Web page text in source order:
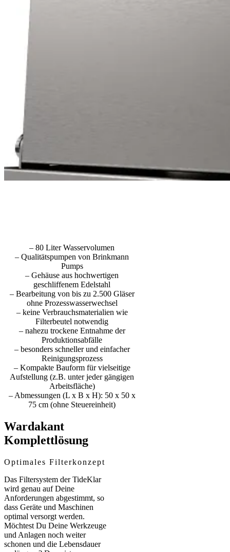
– 80 Liter Wasservolumen
– Qualitätspumpen von Brinkmann
Pumps
– Gehäuse aus hochwertigen
geschliffenem Edelstahl
– Bearbeitung von bis zu 2.500 Gläser
ohne Prozesswasserwechsel
– keine Verbrauchsmaterialien wie
Filterbeutel notwendig
– nahezu trockene Entnahme der
Produktionsabfälle
– besonders schneller und einfacher
Reinigungsprozess
– Kompakte Bauform für vielseitige
Aufstellung (z.B. unter jeder gängigen
Arbeitsfläche)
– Abmessungen (L x B x H): 50 x 50 x
75 cm (ohne Steuereinheit)
Wardakant
Komplettlösung
Optimales Filterkonzept
Das Filtersystem der TideKlar
wird genau auf Deine
Anforderungen abgestimmt, so
dass Geräte und Maschinen
optimal versorgt werden.
Möchtest Du Deine Werkzeuge
und Anlagen noch weiter
schonen und die Lebensdauer